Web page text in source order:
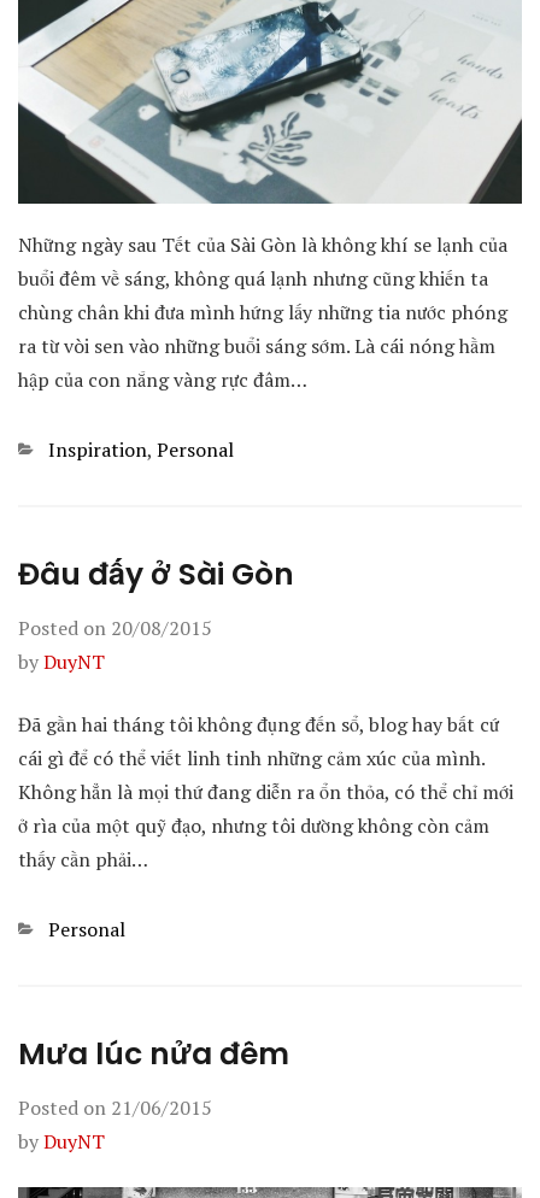
Những ngày sau Tết của Sài Gòn là không khí se lạnh của
buổi đêm về sáng, không quá lạnh nhưng cũng khiến ta
chùng chân khi đưa mình hứng lấy những tia nước phóng
ra từ vòi sen vào những buổi sáng sớm. Là cái nóng hầm
hập của con nắng vàng rực đâm…
Categories
Inspiration, Personal
Đâu đấy ở Sài Gòn
Posted on 20/08/2015
byDuyNT
Đã gần hai tháng tôi không đụng đến sổ, blog hay bất cứ
cái gì để có thể viết linh tinh những cảm xúc của mình.
Không hẳn là mọi thứ đang diễn ra ổn thỏa, có thể chỉ mới
ở rìa của một quỹ đạo, nhưng tôi dường không còn cảm
thấy cần phải…
Categories
Personal
Mưa lúc nửa đêm
Posted on 21/06/2015
byDuyNT